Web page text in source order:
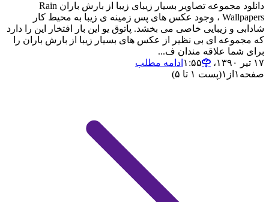
دانلود مجموعه تصاویر بسیار زیبای زیبا از بارش باران Rain
Wallpapers ، وجود عکس هاى پس زمینه ى زیبا به محیط کار
شادابى و زیبایی خاصى مى بخشد. پاتوق یو این بار افتخار این را دارد
که مجموعه اى بی نظیر از عکس هاى بسیار زیبا از بارش باران را
براى شما علاقه مندان ف...
۱۷ تیر ۱۳۹۰،‏ ۱:۵۵
ادامه مطلب
صفحه ۱ از ۱(پست ۱ تا ۵)